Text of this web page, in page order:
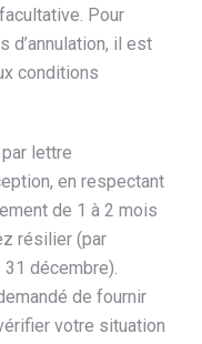
Pour
d’annulation, il est
conditions
lettre
en respectant
de 1 à 2 mois
résilier (par
décembre).
de fournir
votre situation